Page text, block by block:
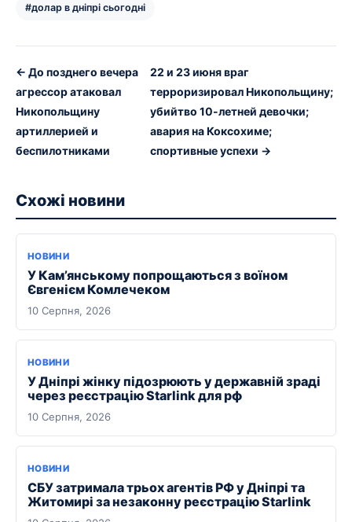
#долар в дніпрі сьогодні
← До позднего вечера
агрессор атаковал
Никопольщину
артиллерией и
беспилотниками
22 и 23 июня враг
терроризировал Никопольщину;
убийтво 10-летней девочки;
авария на Коксохиме;
спортивные успехи →
Схожі новини
НОВИНИ
У Кам’янському попрощаються з воїном
Євгенієм Комлечеком
10 Серпня, 2026
НОВИНИ
У Дніпрі жінку підозрюють у державній зраді
через реєстрацію Starlink для рф
10 Серпня, 2026
НОВИНИ
СБУ затримала трьох агентів РФ у Дніпрі та
Житомирі за незаконну реєстрацію Starlink